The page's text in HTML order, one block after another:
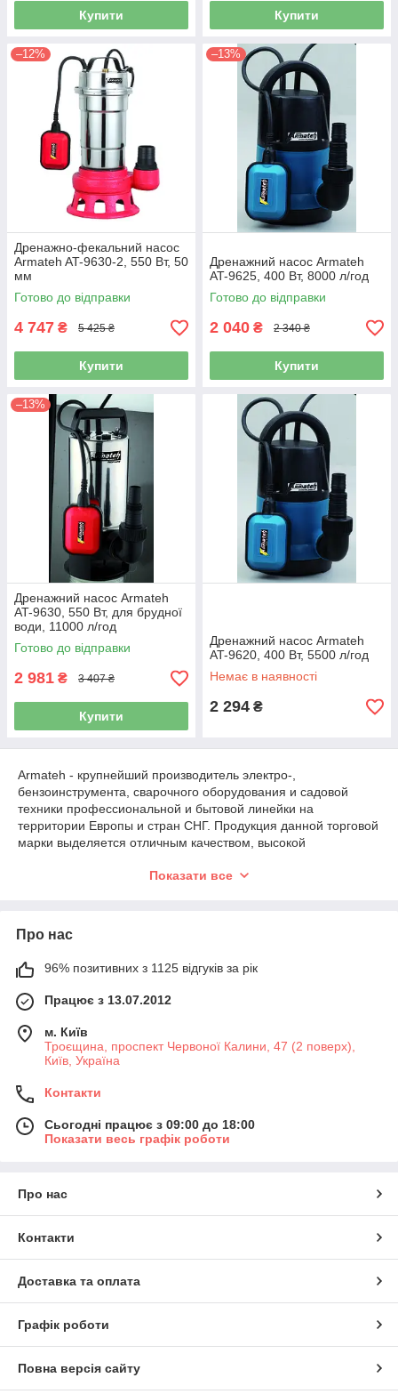
Купити Купити
–12%
Дренажно-фекальний насос
Armateh AT-9630-2, 550 Вт, 50
мм
Готово до відправки
4 747 ₴ 5 425 ₴
Купити
–13%
Дренажний насос Armateh
AT-9625, 400 Вт, 8000 л/год
Готово до відправки
2 040 ₴ 2 340 ₴
Купити
–13%
Дренажний насос Armateh
AT-9630, 550 Вт, для брудної
води, 11000 л/год
Готово до відправки
2 981 ₴ 3 407 ₴
Купити
Дренажний насос Armateh
AT-9620, 400 Вт, 5500 л/год
Немає в наявності
2 294 ₴
Armateh - крупнейший производитель электро-,
бензоинструмента, сварочного оборудования и садовой
техники профессиональной и бытовой линейки на
территории Европы и стран СНГ. Продукция данной торговой
марки выделяется отличным качеством, высокой
недорогой ценой. В ассортименте представлены самые
хозяйства: перфораторы, электродрели, шлифмашины,
шуруповерты, пилы, электрорубанки, электролобзики,
сварочные аппараты, бензо- и дизельгенераторы, насосы,
культиваторы и много другого оборудования, которое
поможет Вам в бизнесе и быту. Покупая продукцию торговой
марки Арматех Вы приобретаете себе надежного
помощника.
Показати все
Про нас
96% позитивних з 1125 відгуків за рік
Працює з 13.07.2012
м. Київ
Троєщина, проспект Червоної Калини, 47 (2 поверх),
Київ, Україна
Контакти
Сьогодні працює з 09:00 до 18:00
Показати весь графік роботи
Про нас
Контакти
Доставка та оплата
Графік роботи
Повна версія сайту